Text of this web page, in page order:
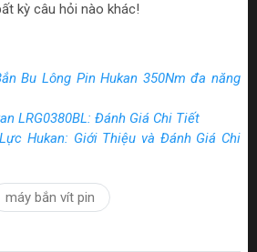
kỳ câu hỏi nào khác!
Bu Lông Pin Hukan 350Nm đa năng
LRG0380BL: Đánh Giá Chi Tiết
Hukan: Giới Thiệu và Đánh Giá Chi
máy bắn vít pin